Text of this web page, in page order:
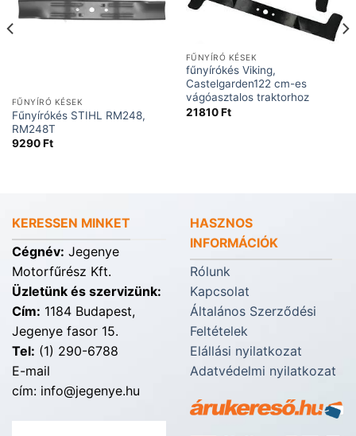
FŰNYÍRÓ KÉSEK
Fűnyírókés STIHL RM248,
RM248T
9290Ft
FŰNYÍRÓ KÉSEK
fűnyírókés Viking,
Castelgarden122 cm-es
vágóasztalos traktorhoz
21810Ft
KERESSEN MINKET
Cégnév: Jegenye
Motorfűrész Kft.
Üzletünk és szervizünk:
Cím: 1184 Budapest,
Jegenye fasor 15.
Tel: (1) 290-6788
E-mail
cím: info@jegenye.hu
HASZNOS
INFORMÁCIÓK
Rólunk
Kapcsolat
Általános Szerződési
Feltételek
Elállási nyilatkozat
Adatvédelmi nyilatkozat